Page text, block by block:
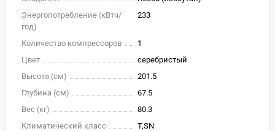
Энергопотребление (кВтч/
год)
233
Количество компрессоров
1
Цвет
серебристый
Высота (см)
201.5
Глубина (см)
67.5
Вес (кг)
80.3
Климатический класс
T,SN